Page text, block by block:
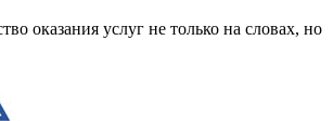
оказания услуг не только на словах, но